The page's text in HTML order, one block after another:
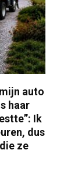
auto
haar
Ik
dus
ze